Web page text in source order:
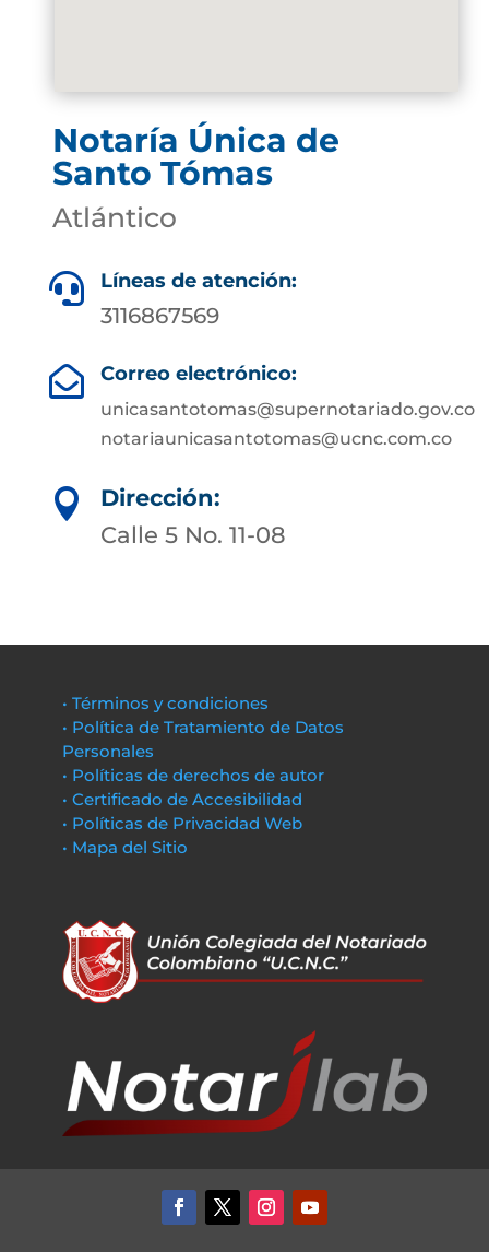
Notaría Única de
Santo Tómas
Atlántico
 Líneas de atención:
3116867569
 Correo electrónico:
unicasantotomas@supernotariado.gov.co
notariaunicasantotomas@ucnc.com.co

Dirección:
Calle 5 No. 11-08
• Términos y condiciones
• Política de Tratamiento de Datos
Personales
• Políticas de derechos de autor
• Certificado de Accesibilidad
• Políticas de Privacidad Web
• Mapa del Sitio